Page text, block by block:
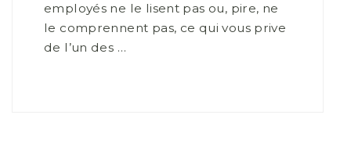
employés ne le lisent pas ou, pire, ne
le comprennent pas, ce qui vous prive
de l’un des …